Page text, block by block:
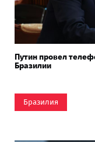
Путин провел
Бразилии
Бразилия